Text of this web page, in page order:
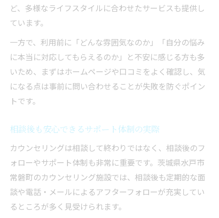
ど、多様なライフスタイルに合わせたサービスも提供し
ています。
一方で、利用前に「どんな雰囲気なのか」「自分の悩み
に本当に対応してもらえるのか」と不安に感じる方も多
いため、まずはホームページや口コミをよく確認し、気
になる点は事前に問い合わせることが失敗を防ぐポイン
トです。
相談後も安心できるサポート体制の実際
カウンセリングは相談して終わりではなく、相談後のフ
ォローやサポート体制も非常に重要です。茨城県水戸市
常磐町のカウンセリング施設では、相談後も定期的な面
談や電話・メールによるアフターフォローが充実してい
るところが多く見受けられます。